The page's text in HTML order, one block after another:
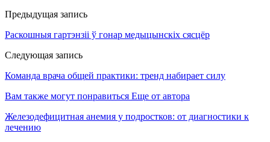
Предыдущая запись
Раскошныя гартэнзіі ў гонар медыцынскіх сясцёр
Следующая запись
Команда врача общей практики: тренд набирает силу
Вам также могут понравиться Еще от автора
Железодефицитная анемия у подростков: от диагностики к
лечению